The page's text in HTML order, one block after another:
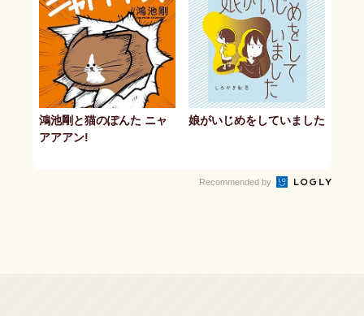
鴻池剛と猫のぽんた ニャ
アアアン!
娘がいじめをしていました
Recommended by